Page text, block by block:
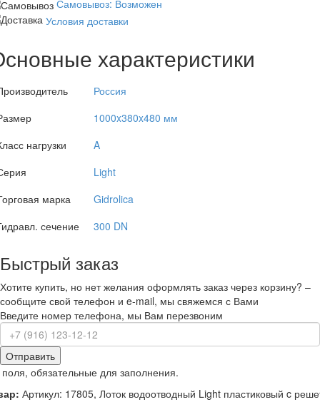
Самовывоз: Возможен
Условия доставки
характеристики
Россия
1000x380x480 мм
нагрузки
A
Light
марка
Gidrolica
сечение
300 DN
Быстрый заказ
Хотите купить, но нет желания оформлять заказ через корзину? –
сообщите свой телефон и e-mail, мы свяжемся с Вами
Введите номер телефона, мы Вам перезвоним
Отправить
обязательные для заполнения.
Артикул: 17805, Лоток водоотводный Light пластиковый c